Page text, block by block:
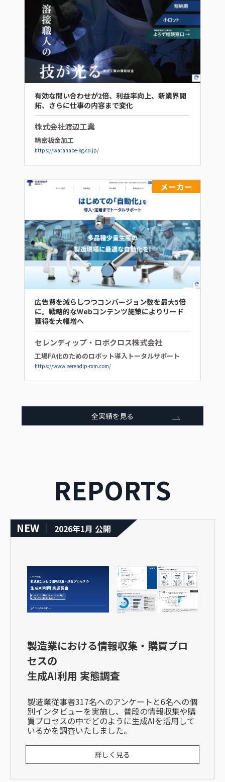
有効な問い合わせが2倍、利益率向上、新業界開
拓、さらに仕事の内容まで変化
株式会社渡辺工業
精密板金加工
https://watanabe-kg.co.jp/
メーカー
広告費を減らしつつコンバージョン数を最大5倍
に。戦略的なWebコンテンツ施策によりリード
獲得を大幅増へ
セレンディップ・ロボクロス株式会社
工場FA化のためのロボット導入トータルサポート
https://www.serendip-rxm.com/
全実績を見る
REPORTS
NEW ｜ 2026年1月 公開
製造業における情報収集・購買プロ
セスの
生成AI利用 実態調査
製造業従事者317名へのアンケートと6名への個
別インタビューを実施し、普段の情報収集や購
買プロセスの中でどのように生成AIを活用して
いるかを調査いたしました。
詳しく見る